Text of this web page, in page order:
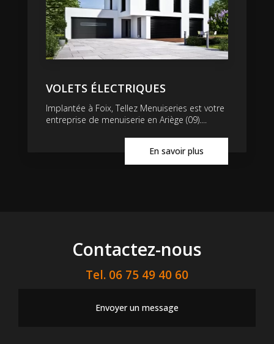
VOLETS ÉLECTRIQUES
Implantée à Foix, Tellez Menuiseries est votre
entreprise de menuiserie en Ariège (09)....
En savoir plus
Contactez-nous
Tel. 06 75 49 40 60
Envoyer un message